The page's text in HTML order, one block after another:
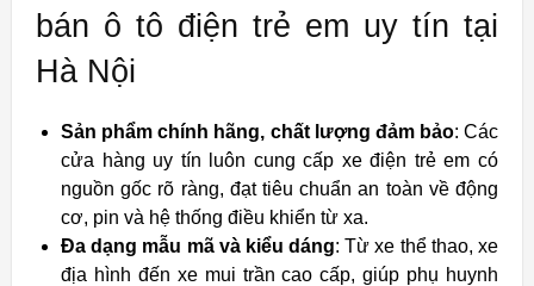
bán ô tô điện trẻ em uy tín tại
Hà Nội
Sản phẩm chính hãng, chất lượng đảm bảo: Các
cửa hàng uy tín luôn cung cấp xe điện trẻ em có
nguồn gốc rõ ràng, đạt tiêu chuẩn an toàn về động
cơ, pin và hệ thống điều khiển từ xa.
Đa dạng mẫu mã và kiểu dáng: Từ xe thể thao, xe
địa hình đến xe mui trần cao cấp, giúp phụ huynh